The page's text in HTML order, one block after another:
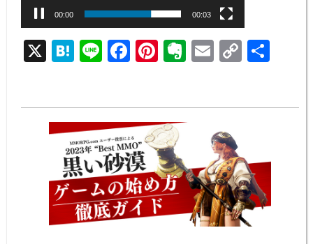
00:00 00:03
X H
at
n
a
Li
n
F
a
e
b
o
o
k
Pi
nt
e
st
E
v
n
e
E
m
C
o
y
n
k